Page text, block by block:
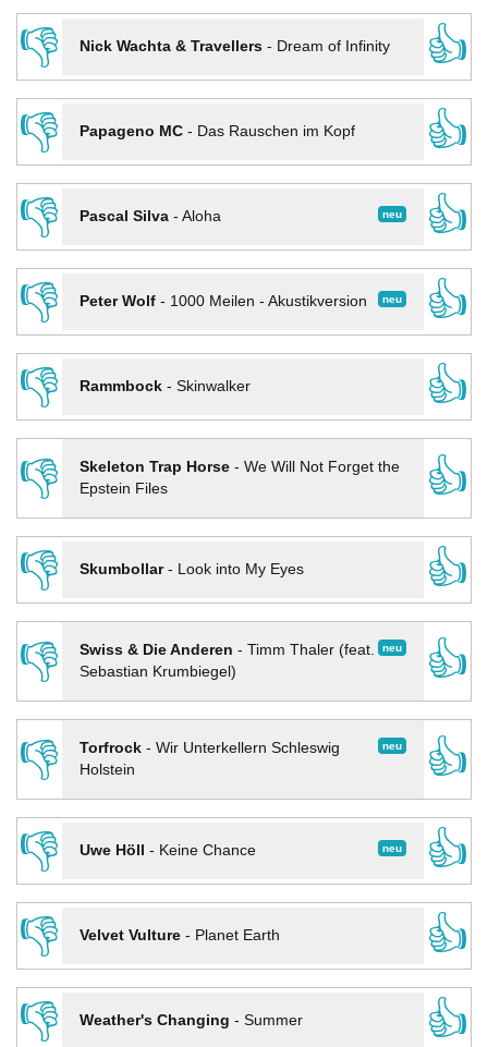
👎
Nick Wachta & Travellers- Dream of Infinity
👍
👎
Papageno MC- Das Rauschen im Kopf
👍
👎
neu
Pascal Silva- Aloha
👍
👎
neu
Peter Wolf- 1000 Meilen - Akustikversion
👍
👎
Rammbock- Skinwalker
👍
👎
Skeleton Trap Horse- We Will Not Forget the
Epstein Files
👍
👎
Skumbollar- Look into My Eyes
👍
👎
neu
Swiss & Die Anderen - Timm Thaler (feat.
Sebastian Krumbiegel)
👍
👎 neu
Torfrock- Wir Unterkellern Schleswig
Holstein
👍
👎
neu
Uwe Höll - Keine Chance
👍
👎
Velvet Vulture- Planet Earth
👍
👎
Weather's Changing - Summer
👍